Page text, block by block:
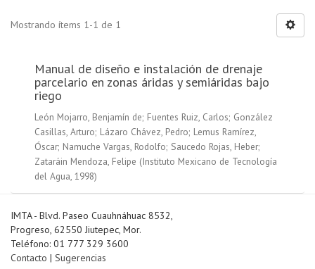
Mostrando ítems 1-1 de 1
Manual de diseño e instalación de drenaje
parcelario en zonas áridas y semiáridas bajo
riego
León Mojarro, Benjamín de; Fuentes Ruiz, Carlos; González
Casillas, Arturo; Lázaro Chávez, Pedro; Lemus Ramírez,
Óscar; Namuche Vargas, Rodolfo; Saucedo Rojas, Heber;
Zataráin Mendoza, Felipe (Instituto Mexicano de Tecnología
del Agua, 1998)
IMTA - Blvd. Paseo Cuauhnáhuac 8532,
Progreso, 62550 Jiutepec, Mor.
Teléfono: 01 777 329 3600
Contacto | Sugerencias